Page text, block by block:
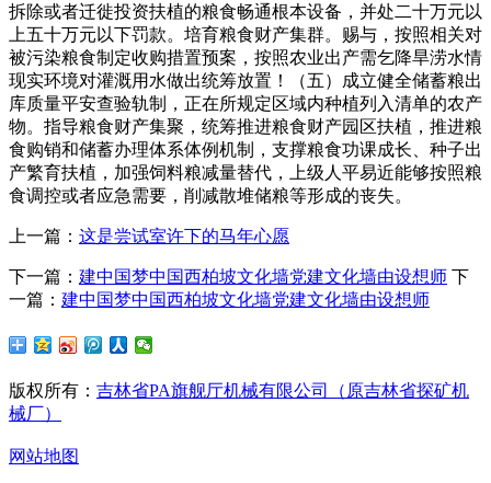
拆除或者迁徙投资扶植的粮食畅通根本设备，并处二十万元以
上五十万元以下罚款。培育粮食财产集群。赐与，按照相关对
被污染粮食制定收购措置预案，按照农业出产需乞降旱涝水情
现实环境对灌溉用水做出统筹放置！（五）成立健全储蓄粮出
库质量平安查验轨制，正在所规定区域内种植列入清单的农产
物。指导粮食财产集聚，统筹推进粮食财产园区扶植，推进粮
食购销和储蓄办理体系体例机制，支撑粮食功课成长、种子出
产繁育扶植，加强饲料粮减量替代，上级人平易近能够按照粮
食调控或者应急需要，削减散堆储粮等形成的丧失。
上一篇： 这是尝试室许下的马年心愿
下一篇： 建中国梦中国西柏坡文化墙党建文化墙由设想师 下
一篇： 建中国梦中国西柏坡文化墙党建文化墙由设想师
版权所有： 吉林省PA旗舰厅机械有限公司（原吉林省探矿机
械厂）
网站地图